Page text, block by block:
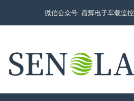
微信公众号: 霞辉电子车载监控